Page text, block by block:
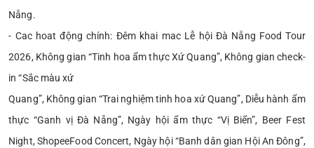
Nẵng.
- Cac hoat động chính: Đêm khai mac Lễ hội Đà Nẵng Food Tour
2026, Không gian “Tinh hoa ẩm thực Xứ Quang”, Không gian check-
in “Sắc màu xứ
Quang”, Không gian “Trai nghiệm tinh hoa xứ Quang”, Diễu hành ẩm
thực “Ganh vị Đà Nẵng”, Ngày hội ẩm thực “Vị Biển”, Beer Fest
Night, ShopeeFood Concert, Ngày hội “Banh dân gian Hội An Đông”,